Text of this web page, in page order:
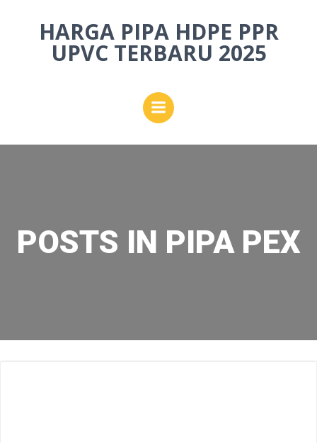
to
content
HARGA PIPA HDPE PPR
UPVC TERBARU 2025
POSTS IN PIPA PEX